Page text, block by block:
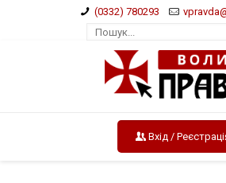
(0332) 780293
Вхід /